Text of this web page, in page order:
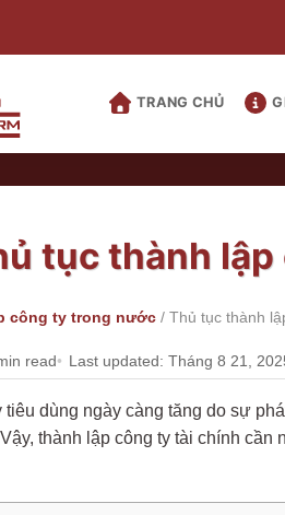
TRANG CHỦ
tục thành
công ty trong nước / Thủ tục thành
read Last updated: Tháng 8 21,
tiêu dùng ngày càng tăng do sự
thành lập công ty tài chính